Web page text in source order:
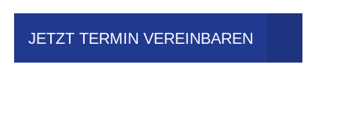
JETZT TERMIN VEREINBAREN